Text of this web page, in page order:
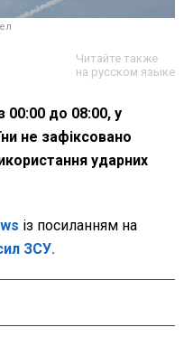
Читайте также
на русском языке
00:00 до 08:00, у
не зафіксовано
ударних
із посиланням на
ЗСУ.